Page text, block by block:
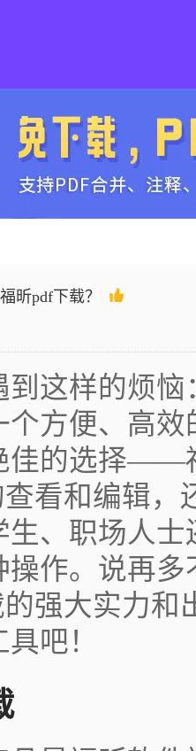
昕pdf下载？
到这样的烦恼
个方便、高
佳的选择——
查看和编辑
生、职场人
操作。说再
的强大实力
吧！